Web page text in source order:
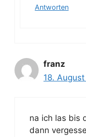
Antworten
franz
18.
na ich las bis
dann